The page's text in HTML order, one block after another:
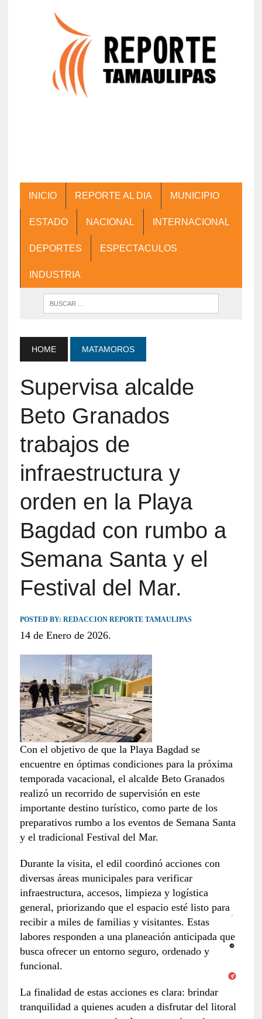
INICIO REPORTE AL DIA MUNICIPIO
ESTADO NACIONAL INTERNACIONAL
DEPORTES ESPECTACULOS
INDUSTRIA
HOME MATAMOROS
Supervisa alcalde
Beto Granados
trabajos de
infraestructura y
orden en la Playa
Bagdad con rumbo a
Semana Santa y el
Festival del Mar.
POSTED BY: REDACCION REPORTE TAMAULIPAS
14 de Enero de 2026.
Con el objetivo de que la Playa Bagdad se
encuentre en óptimas condiciones para la próxima
temporada vacacional, el alcalde Beto Granados
realizó un recorrido de supervisión en este
importante destino turístico, como parte de los
preparativos rumbo a los eventos de Semana Santa
y el tradicional Festival del Mar.
Durante la visita, el edil coordinó acciones con
diversas áreas municipales para verificar
infraestructura, accesos, limpieza y logística
general, priorizando que el espacio esté listo para
recibir a miles de familias y visitantes. Estas
labores responden a una planeación anticipada que
busca ofrecer un entorno seguro, ordenado y
funcional.
La finalidad de estas acciones es clara: brindar
tranquilidad a quienes acuden a disfrutar del litoral